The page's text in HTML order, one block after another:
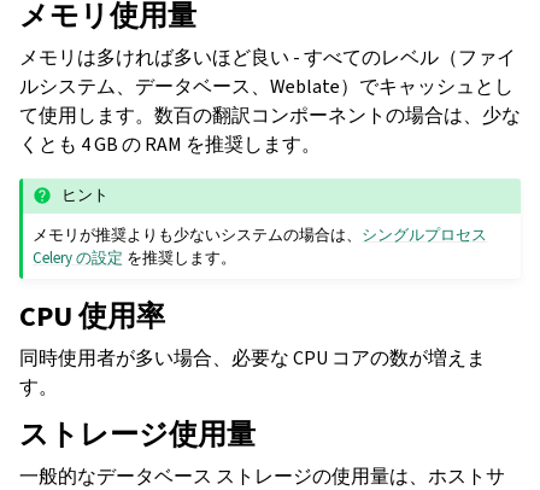
メモリ使用量
メモリは多ければ多いほど良い - すべてのレベル（ファイ
ルシステム、データベース、Weblate）でキャッシュとし
て使用します。数百の翻訳コンポーネントの場合は、少な
くとも 4 GB の RAM を推奨します。
ヒント
メモリが推奨よりも少ないシステムの場合は、 シングルプロセス
Celery の設定 を推奨します。
CPU 使用率
同時使用者が多い場合、必要な CPU コアの数が増えま
す。
ストレージ使用量
一般的なデータベース ストレージの使用量は、ホストサ